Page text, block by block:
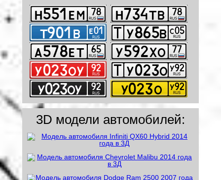
3D модели автомобилей: